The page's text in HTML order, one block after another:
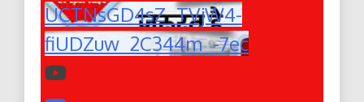
UCTNsGD4sZ_TVjW4-
fiUDZuw_2C344m_-7ec